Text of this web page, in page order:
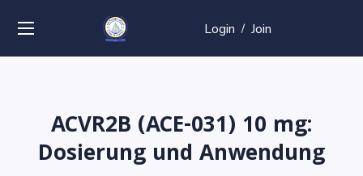
Login / Join
ACVR2B (ACE-031) 10 mg:
Dosierung und Anwendung